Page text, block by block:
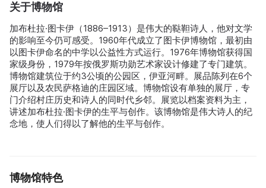
关于博物馆
加布杜拉·图卡伊（1886–1913）是伟大的鞑靼诗人，他对文学
的影响至今仍可感受。1960年代成立了图卡伊博物馆，最初由
以图卡伊命名的中学以公益性方式运行。1976年博物馆获得国
家级身份，1979年按俄罗斯功勋艺术家设计修建了专门建筑。
博物馆建筑位于约3公顷的公园区，伊亚河畔。展品陈列在6个
展厅以及农民萨格迪的庄园区域。博物馆设有单独的展厅，专
门介绍村庄历史和诗人的同时代乡邻。展览以档案资料为主，
讲述加布杜拉·图卡伊的生平与创作。该博物馆是伟大诗人的纪
念地，使人们得以了解他的生平与创作。
博物馆特色